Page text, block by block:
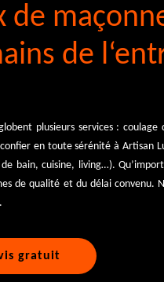
de
de
plusieurs services :
en toute sérénité à Artisan
bain, cuisine, living…).
de qualité et du délai
gratuit